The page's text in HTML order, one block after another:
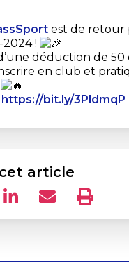
est de retour
2024 !
déduction de 50
en club et
https://bit.ly/3PldmqP
article